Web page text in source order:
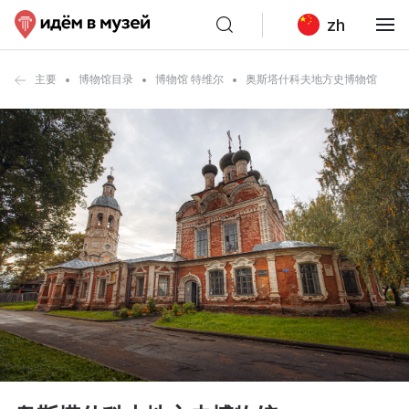
zh
主要 博物馆目录 博物馆 特维尔 奥斯塔什科夫地方史博物馆